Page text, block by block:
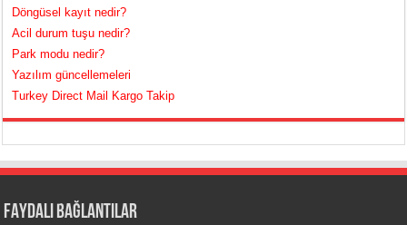
Döngüsel kayıt nedir?
Acil durum tuşu nedir?
Park modu nedir?
Yazılım güncellemeleri
Turkey Direct Mail Kargo Takip
FAYDALI BAĞLANTILAR